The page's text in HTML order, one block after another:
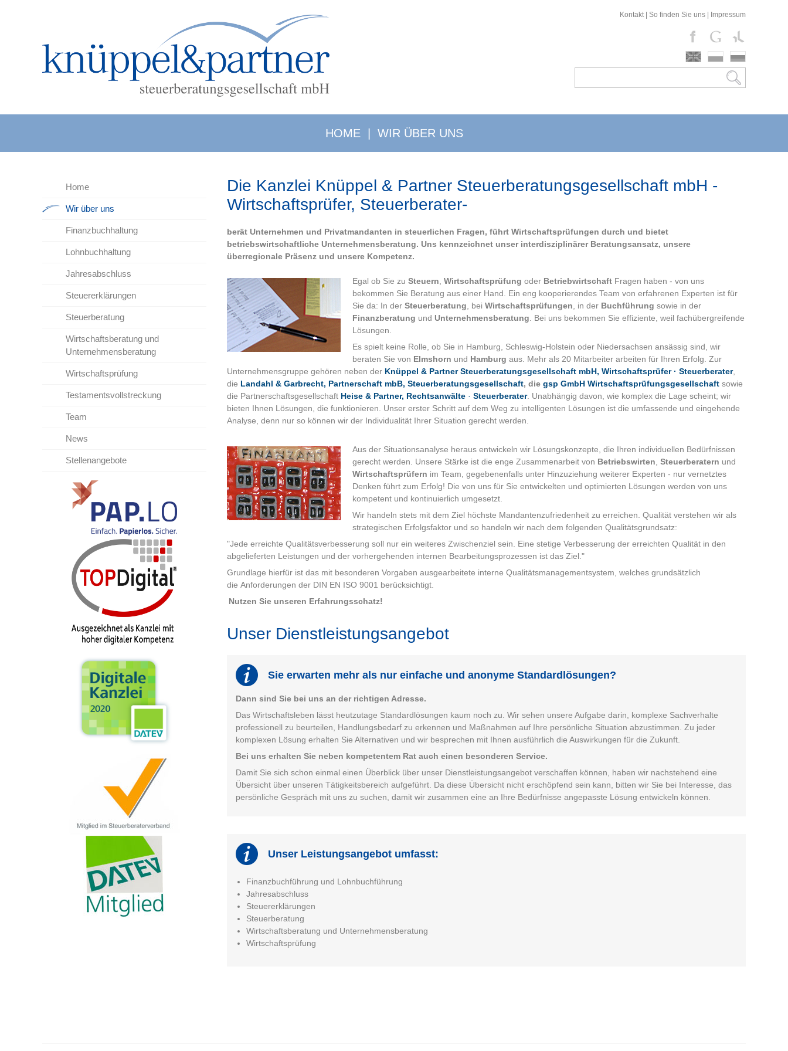
Kontakt| So finden Sie uns Impressum
HOME| WIR ÜBER UNS
Home
Wir über uns
Finanzbuchhaltung
Lohnbuchhaltung
Jahresabschluss
Steuererklärungen
Steuerberatung
Wirtschaftsberatung und
Unternehmensberatung
Wirtschaftsprüfung
Testamentsvollstreckung
Team
News
Stellenangebote
Die Kanzlei Knüppel & Partner Steuerberatungsgesellschaft mbH -
Wirtschaftsprüfer, Steuerberater-
berät Unternehmen und Privatmandanten in steuerlichen Fragen, führt Wirtschaftsprüfungen durch und bietet
betriebswirtschaftliche Unternehmensberatung. Uns kennzeichnet unser interdisziplinärer Beratungsansatz, unsere
überregionale Präsenz und unsere Kompetenz.
Egal ob Sie zu Steuern Wirtschaftsprüfung oder Betriebwirtschaft Fragen haben - von uns
bekommen Sie Beratung aus einer Hand. Ein eng kooperierendes Team von erfahrenen Experten ist für
Sie da: In der Steuerberatung , bei Wirtschaftsprüfungen , in der Buchführung sowie in der
Finanzberatung und Unternehmensberatung . Bei uns bekommen Sie effiziente, weil fachübergreifende
Lösungen.
Es spielt keine Rolle, ob Sie in Hamburg, Schleswig-Holstein oder Niedersachsen ansässig sind, wir
beraten Sie von Elmshorn und Hamburg aus. Mehr als 20 Mitarbeiter arbeiten für Ihren Erfolg. Zur
Unternehmensgruppe gehören neben der Knüppel & Partner Steuerberatungsgesellschaft mbH, Wirtschaftsprüfer · Steuerberater,
die Landahl & Garbrecht, Partnerschaft mbB, Steuerberatungsgesellschaft, die gsp GmbH Wirtschaftsprüfungsgesellschaft sowie
die Partnerschaftsgesellschaft Heise & Partner, Rechtsanwälte · Steuerberater. Unabhängig davon, wie komplex die Lage scheint; wir
bieten Ihnen Lösungen, die funktionieren. Unser erster Schritt auf dem Weg zu intelligenten Lösungen ist die umfassende und eingehende
Analyse, denn nur so können wir der Individualität Ihrer Situation gerecht werden.
Aus der Situationsanalyse heraus entwickeln wir Lösungskonzepte, die Ihren individuellen Bedürfnissen
gerecht werden. Unsere Stärke ist die enge Zusammenarbeit von Betriebswirten Steuerberatern und
Wirtschaftsprüfern im Team, gegebenenfalls unter Hinzuziehung weiterer Experten - nur vernetztes
Denken führt zum Erfolg! Die von uns für Sie entwickelten und optimierten Lösungen werden von uns
kompetent und kontinuierlich umgesetzt.
Wir handeln stets mit dem Ziel höchste Mandantenzufriedenheit zu erreichen. Qualität verstehen wir als
strategischen Erfolgsfaktor und so handeln wir nach dem folgenden Qualitätsgrundsatz:
"Jede erreichte Qualitätsverbesserung soll nur ein weiteres Zwischenziel sein. Eine stetige Verbesserung der erreichten Qualität in den
abgelieferten Leistungen und der vorhergehenden internen Bearbeitungsprozessen ist das Ziel."
Grundlage hierfür ist das mit besonderen Vorgaben ausgearbeitete interne Qualitätsmanagementsystem, welches grundsätzlich
die Anforderungen der DIN EN ISO 9001 berücksichtigt.
Nutzen Sie unseren Erfahrungsschatz!
Unser Dienstleistungsangebot
Sie erwarten mehr als nur einfache und anonyme Standardlösungen?
Dann sind Sie bei uns an der richtigen Adresse.
Das Wirtschaftsleben lässt heutzutage Standardlösungen kaum noch zu. Wir sehen unsere Aufgabe darin, komplexe Sachverhalte
professionell zu beurteilen, Handlungsbedarf zu erkennen und Maßnahmen auf Ihre persönliche Situation abzustimmen. Zu jeder
komplexen Lösung erhalten Sie Alternativen und wir besprechen mit Ihnen ausführlich die Auswirkungen für die Zukunft.
Bei uns erhalten Sie neben kompetentem Rat auch einen besonderen Service.
Damit Sie sich schon einmal einen Überblick über unser Dienstleistungsangebot verschaffen können, haben wir nachstehend eine
Übersicht über unseren Tätigkeitsbereich aufgeführt. Da diese Übersicht nicht erschöpfend sein kann, bitten wir Sie bei Interesse, das
persönliche Gespräch mit uns zu suchen, damit wir zusammen eine an Ihre Bedürfnisse angepasste Lösung entwickeln können.
Unser Leistungsangebot umfasst:
Finanzbuchführung und Lohnbuchführung
Jahresabschluss
Steuererklärungen
Steuerberatung
Wirtschaftsberatung und Unternehmensberatung
Wirtschaftsprüfung